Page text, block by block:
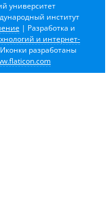
университет
институт
| Разработка и
и интернет-
разработаны